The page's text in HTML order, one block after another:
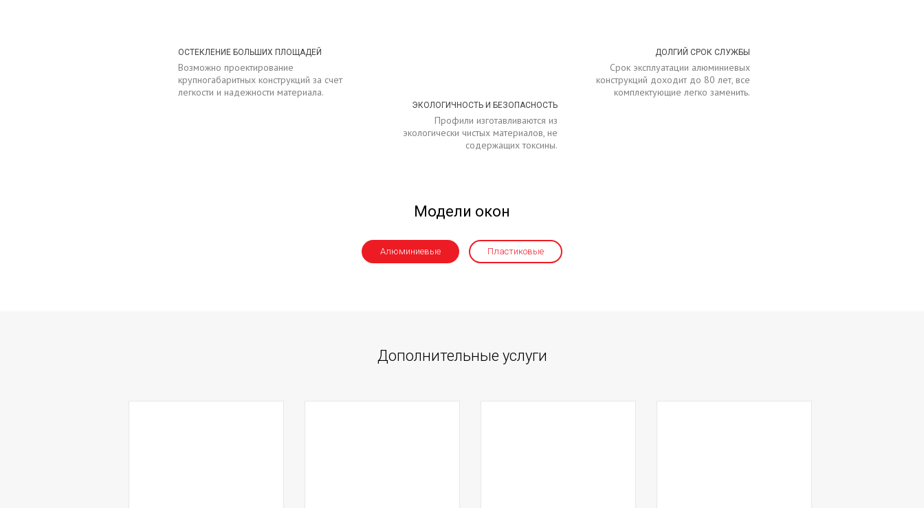
ДОЛГИЙ СРОК СЛУЖБЫ
Срок эксплуатации алюминиевых
конструкций доходит до 80 лет, все
комплектующие легко заменить.
ЭКОЛОГИЧНОСТЬ И БЕЗОПАСНОСТЬ
Профили изготавливаются из
экологически чистых материалов, не
содержащих токсины.
ОСТЕКЛЕНИЕ БОЛЬШИХ ПЛОЩАДЕЙ
Возможно проектирование
крупногабаритных конструкций за счет
легкости и надежности материала.
Модели окон
Алюминиевые Пластиковые
Дополнительные услуги